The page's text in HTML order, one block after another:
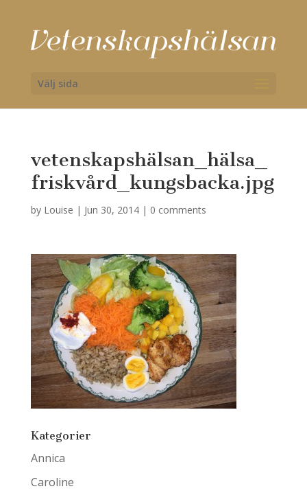
Välj sida
vetenskapshälsan_hälsa_
friskvård_kungsbacka.jpg
by Louise | Jun 30, 2014| 0 comments
Kategorier
Annica
Caroline